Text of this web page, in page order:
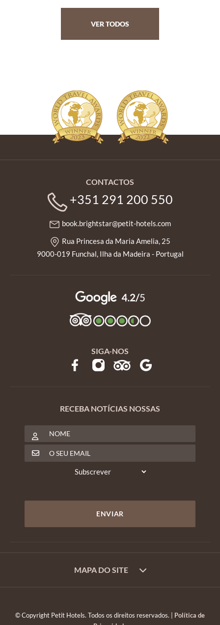
VER TODOS
CONTACTOS
+351 291 200 550
book.brightstar@petit-hotels.com
Rua Princesa da Maria Amelia, 25
9000-019 Funchal, Ilha da Madeira - Portugal
SIGA-NOS
RECEBA NOTÍCIAS NOSSAS
MAPA DO SITE
© Copyright Petit Hotels. Todos os direitos reservados. | Política de